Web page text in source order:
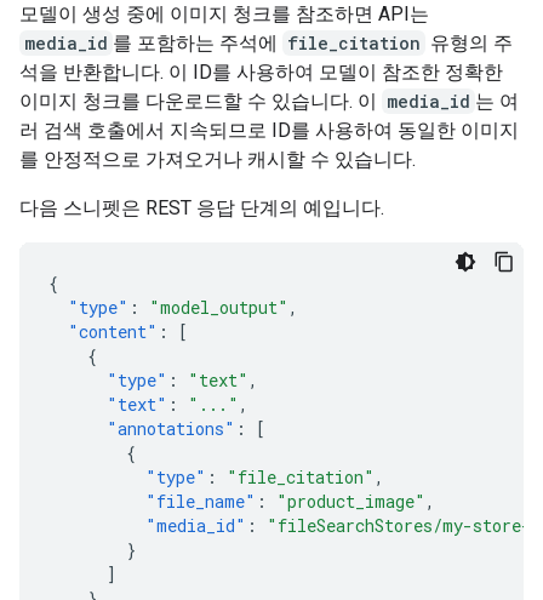
모델이 생성 중에 이미지 청크를 참조하면 API는
media_id 를 포함하는 주석에 file_citation 유형의 주
석을 반환합니다. 이 ID를 사용하여 모델이 참조한 정확한
이미지 청크를 다운로드할 수 있습니다. 이 media_id 는 여
러 검색 호출에서 지속되므로 ID를 사용하여 동일한 이미지
를 안정적으로 가져오거나 캐시할 수 있습니다.
다음 스니펫은 REST 응답 단계의 예입니다.
{
"type" : "model_output" ,
"content" :
[
{
"type" : "text" ,
"text" : "..." ,
"annotations" :
[
{
"type" : "file_citation" ,
"file_name" : "product_image" ,
"media_id" :
"fileSearchStores/my-store-
}
]